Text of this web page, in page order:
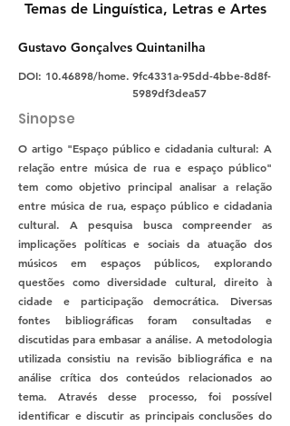
Temas de Linguística, Letras e Artes
Gustavo Gonçalves Quintanilha
DOI: 10.46898/home. 9fc4331a-95dd-4bbe-8d8f-
5989df3dea57
Sinopse
O artigo "Espaço público e cidadania cultural: A
relação entre música de rua e espaço público"
tem como objetivo principal analisar a relação
entre música de rua, espaço público e cidadania
cultural. A pesquisa busca compreender as
implicações políticas e sociais da atuação dos
músicos em espaços públicos, explorando
questões como diversidade cultural, direito à
cidade e participação democrática. Diversas
fontes bibliográficas foram consultadas e
discutidas para embasar a análise. A metodologia
utilizada consistiu na revisão bibliográfica e na
análise crítica dos conteúdos relacionados ao
tema. Através desse processo, foi possível
identificar e discutir as principais conclusões do